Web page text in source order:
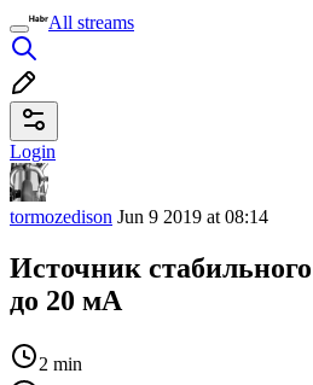
All streams
Login
tormozedison Jun 9 2019 at 08:14
Источник
до 20 мА
2 min